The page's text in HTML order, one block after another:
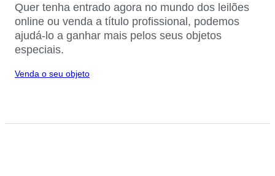
Quer tenha entrado agora no mundo dos leilões
online ou venda a título profissional, podemos
ajudá-lo a ganhar mais pelos seus objetos
especiais.
Venda o seu objeto